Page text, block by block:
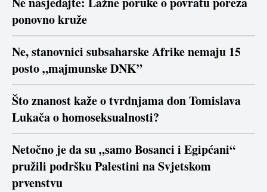
ponovno kruže
Ne, stanovnici subsaharske Afrike nemaju 15
posto „majmunske DNK”
Što znanost kaže o tvrdnjama don Tomislava
Lukača o homoseksualnosti?
Netočno je da su „samo Bosanci i Egipćani“
pružili podršku Palestini na Svjetskom
prvenstvu